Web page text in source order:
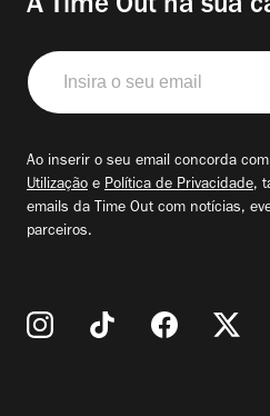
A Time Out na sua
Insira
o
seu
Ao inserir o seu email concorda
Utilização e Política de Privacidade,
emails da Time Out com notícias,
parceiros.